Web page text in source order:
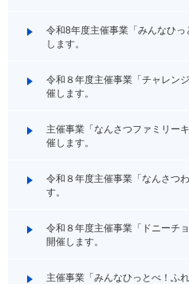
令和8年度主催事業「みんなひ
します。
令和８年度主催事業「チャレン
催します。
主催事業「なんさつファミリー
催します。
令和８年度主催事業「なんさつ
す。
令和８年度主催事業「ドニーチ
開催します。
主催事業「みんなひっとべ！ふ